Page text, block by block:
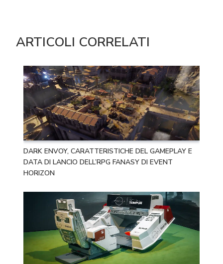
ARTICOLI CORRELATI
DARK ENVOY, CARATTERISTICHE DEL GAMEPLAY E
DATA DI LANCIO DELL’RPG FANASY DI EVENT
HORIZON